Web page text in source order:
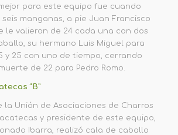
para este equipo fue cuando
manganas, a pie Juan Francisco
le valieron de 24 cada una con dos
su hermano Luis Miguel para
y 25 con uno de tiempo, cerrando
de 22 para Pedro Romo.
“B”
la Unión de Asociaciones de Charros
y presidente de este equipo,
Ibarra , realizó cala de caballo